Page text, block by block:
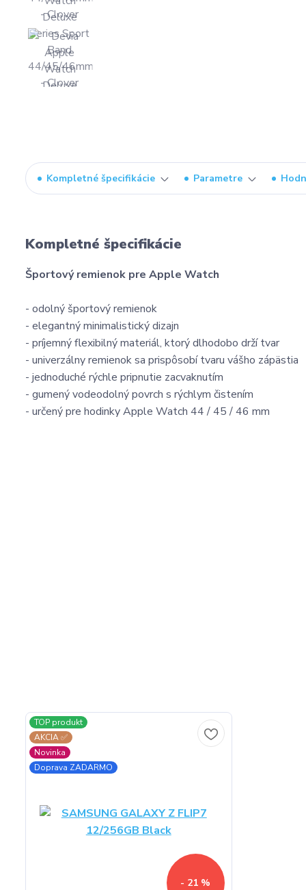
Kompletné špecifikácie Parametre
Kompletné špecifikácie
Športový remienok pre Apple Watch
- odolný športový remienok
- elegantný minimalistický dizajn
- príjemný flexibilný materiál, ktorý dlhodobo drží tvar
- univerzálny remienok sa prispôsobí tvaru vášho zápästia
- jednoduché rýchle pripnutie zacvaknutím
- gumený vodeodolný povrch s rýchlym čistením
- určený pre hodinky Apple Watch 44 / 45 / 46 mm
TOP produkt
AKCIA ✅
Novinka
Doprava ZADARMO
- 21 %